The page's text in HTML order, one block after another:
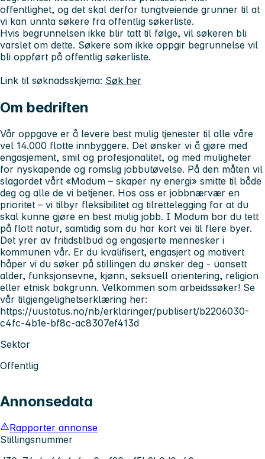
offentlighet, og det skal derfor tungtveiende grunner til at
vi kan unnta søkere fra offentlig søkerliste.
Hvis begrunnelsen ikke blir tatt til følge, vil søkeren bli
varslet om dette. Søkere som ikke oppgir begrunnelse vil
bli oppført på offentlig søkerliste.
Link til søknadsskjema: Søk her
Om bedriften
Vår oppgave er å levere best mulig tjenester til alle våre
vel 14.000 flotte innbyggere. Det ønsker vi å gjøre med
engasjement, smil og profesjonalitet, og med muligheter
for nyskapende og romslig jobbutøvelse. På den måten vil
slagordet vårt «Modum – skaper ny energi» smitte til både
deg og alle de vi betjener. Hos oss er jobbnærvær en
prioritet – vi tilbyr fleksibilitet og tilrettelegging for at du
skal kunne gjøre en best mulig jobb. I Modum bor du tett
på flott natur, samtidig som du har kort vei til flere byer.
Det yrer av fritidstilbud og engasjerte mennesker i
kommunen vår. Er du kvalifisert, engasjert og motivert
håper vi du søker på stillingen du ønsker deg - uansett
alder, funksjonsevne, kjønn, seksuell orientering, religion
eller etnisk bakgrunn. Velkommen som arbeidssøker! Se
vår tilgjengelighetserklæring her:
https://uustatus.no/nb/erklaringer/publisert/b2206030-
c4fc-4b1e-bf8c-ac8307ef413d
Sektor
Offentlig
Annonsedata
Rapporter annonse
Stillingsnummer